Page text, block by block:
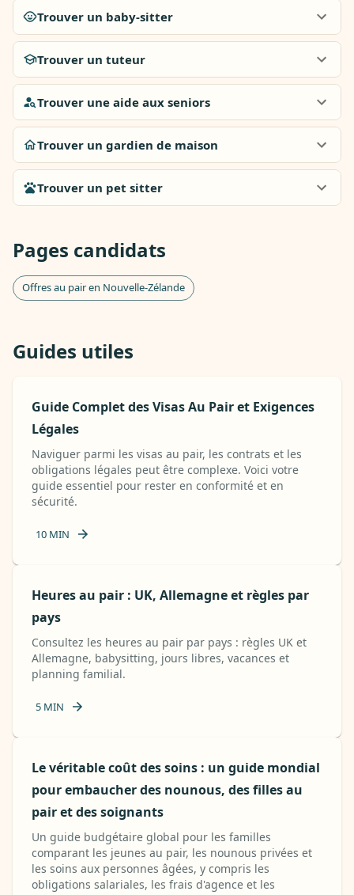
Trouver un baby-sitter
Trouver un tuteur
Trouver une aide aux seniors
Trouver un gardien de maison
Trouver un pet sitter
Pages candidats
Offres au pair en Nouvelle-Zélande
Guides utiles
Guide Complet des Visas Au Pair et Exigences
Légales
Naviguer parmi les visas au pair, les contrats et les
obligations légales peut être complexe. Voici votre
guide essentiel pour rester en conformité et en
sécurité.
10 MIN
Heures au pair : UK, Allemagne et règles par
pays
Consultez les heures au pair par pays : règles UK et
Allemagne, babysitting, jours libres, vacances et
planning familial.
5 MIN
Le véritable coût des soins : un guide mondial
pour embaucher des nounous, des filles au
pair et des soignants
Un guide budgétaire global pour les familles
comparant les jeunes au pair, les nounous privées et
les soins aux personnes âgées, y compris les
obligations salariales, les frais d'agence et les